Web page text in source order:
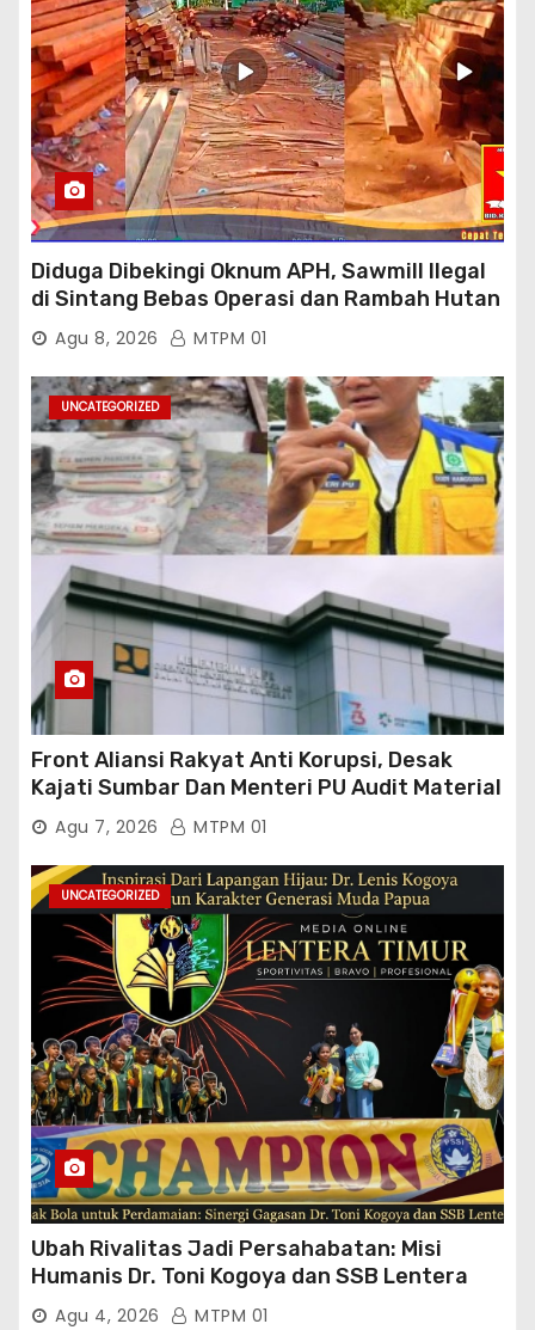
Diduga Dibekingi Oknum APH, Sawmill Ilegal
di Sintang Bebas Operasi dan Rambah Hutan
Lindung
Agu 8, 2026 MTPM 01
UNCATEGORIZED
Front Aliansi Rakyat Anti Korupsi, Desak
Kajati Sumbar Dan Menteri PU Audit Material
PT. Brantas Abipraya Kontrak No :
06.Nopember 2025 s.d 31 Maret 2026
Sumber Dana: APBN Nilai Kontrak : Rp
76.130.630.000.00,- Diduga Ka.Balai BWSS V
Padang Tutup Mata
Agu 7, 2026 MTPM 01
UNCATEGORIZED
Ubah Rivalitas Jadi Persahabatan: Misi
Humanis Dr. Toni Kogoya dan SSB Lentera
TimurAgu 4, 2026 MTPM 01